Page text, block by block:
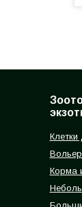
Корма